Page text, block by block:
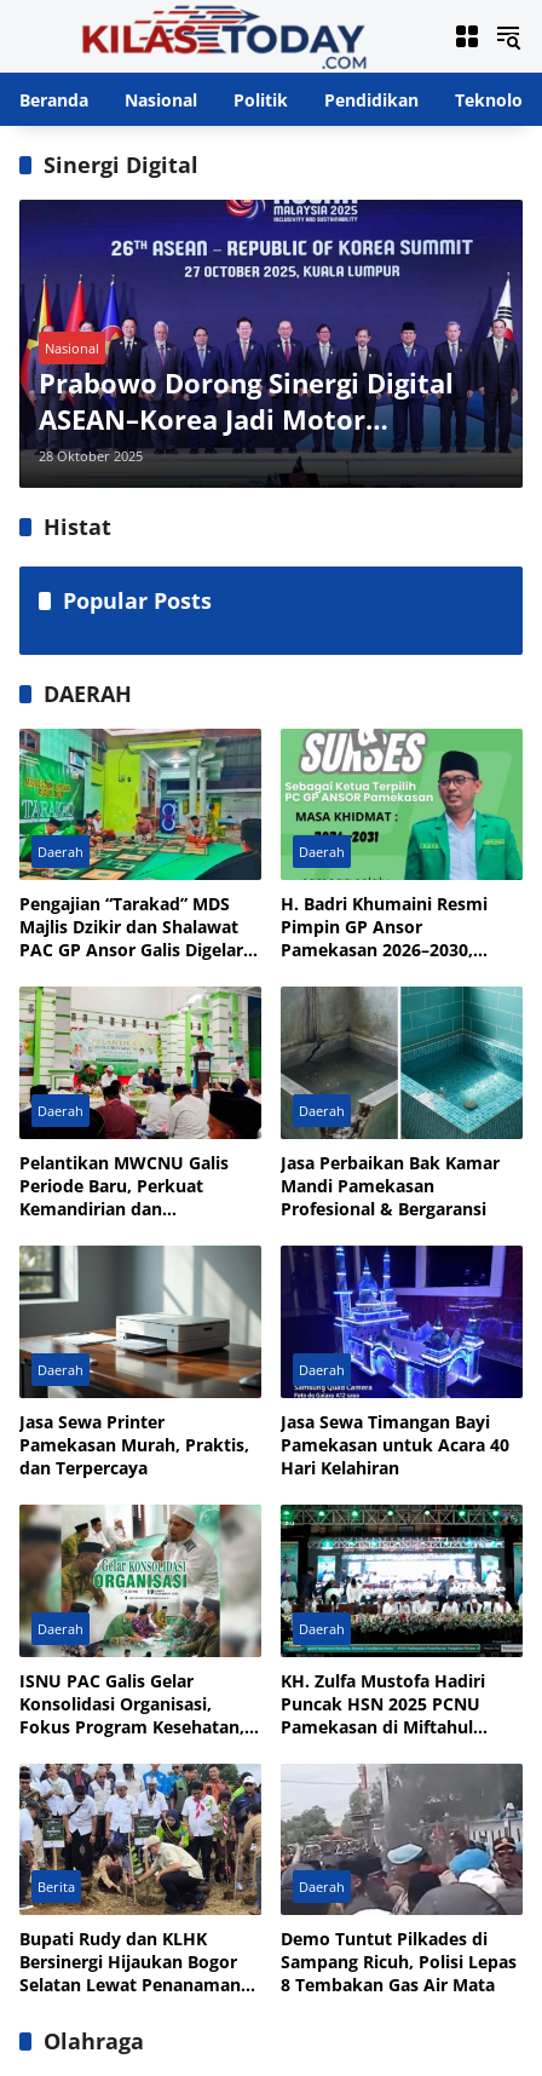
Beranda
Nasional Politik Pendidikan Teknologi
Sinergi Digital
Nasional
Prabowo Dorong Sinergi Digital
ASEAN–Korea Jadi Motor
Pertumbuhan Baru Kawasan
28 Oktober 2025
Histat
Popular Posts
DAERAH
Daerah
Pengajian “Tarakad” MDS
Majlis Dzikir dan Shalawat
PAC GP Ansor Galis Digelar
Bulay
Daerah
H. Badri Khumaini Resmi
Pimpin GP Ansor
Pamekasan 2026–2030,
Daerah
Pelantikan MWCNU Galis
Periode Baru, Perkuat
Kemandirian dan
Daerah
Jasa Perbaikan Bak Kamar
Mandi Pamekasan
Profesional & Bergaransi
Daerah
Jasa Sewa Printer
Pamekasan Murah, Praktis,
dan Terpercaya
Daerah
Jasa Sewa Timangan Bayi
Pamekasan untuk Acara 40
Hari Kelahiran
Daerah
ISNU PAC Galis Gelar
Konsolidasi Organisasi,
Fokus Program Kesehatan,
Daerah
KH. Zulfa Mustofa Hadiri
Puncak HSN 2025 PCNU
Pamekasan di Miftahul
Berita
Bupati Rudy dan KLHK
Bersinergi Hijaukan Bogor
Selatan Lewat Penanaman
Daerah
Demo Tuntut Pilkades di
Sampang Ricuh, Polisi Lepas
8 Tembakan Gas Air Mata
Olahraga